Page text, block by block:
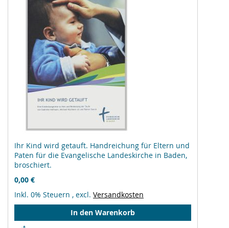
Ihr Kind wird getauft. Handreichung für Eltern und
Paten für die Evangelische Landeskirche in Baden,
broschiert.
0,00 €
Inkl. 0% Steuern , excl. Versandkosten
In den Warenkorb